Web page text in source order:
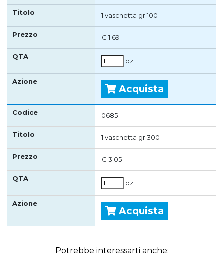
1 vaschetta gr.100
€ 1.69
pz
Acquista
0685
1 vaschetta gr.300
€ 3.05
pz
Acquista
Potrebbe interessarti anche: